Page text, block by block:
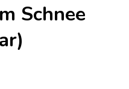
Schnee